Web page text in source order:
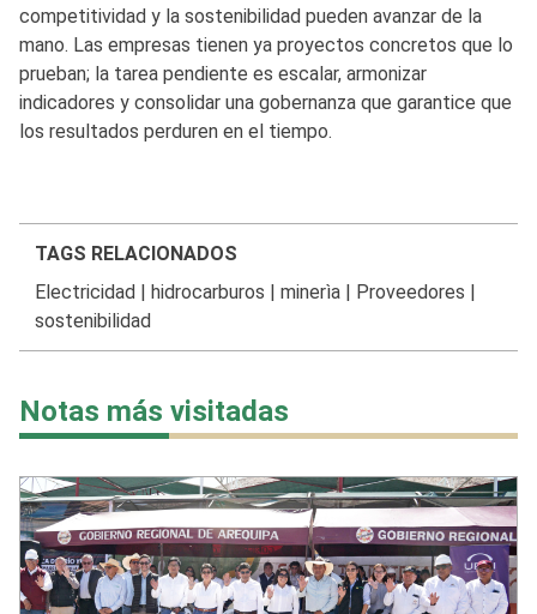
competitividad y la sostenibilidad pueden avanzar de la
mano. Las empresas tienen ya proyectos concretos que lo
prueban; la tarea pendiente es escalar, armonizar
indicadores y consolidar una gobernanza que garantice que
los resultados perduren en el tiempo.
TAGS RELACIONADOS
Electricidad| hidrocarburos | minerìa| Proveedores |
sostenibilidad
Notas más visitadas